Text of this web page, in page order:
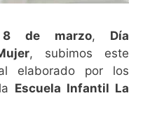
8 de marzo, Día
, subimos este
elaborado por los
Escuela Infantil La